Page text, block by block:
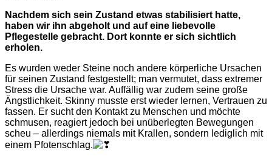
Nachdem sich sein Zustand etwas stabilisiert hatte,
haben wir ihn abgeholt und auf eine liebevolle
Pflegestelle gebracht. Dort konnte er sich sichtlich
erholen.
Es wurden weder Steine noch andere körperliche Ursachen
für seinen Zustand festgestellt; man vermutet, dass extremer
Stress die Ursache war. Auffällig war zudem seine große
Ängstlichkeit. Skinny musste erst wieder lernen, Vertrauen zu
fassen. Er sucht den Kontakt zu Menschen und möchte
schmusen, reagiert jedoch bei unüberlegten Bewegungen
scheu – allerdings niemals mit Krallen, sondern lediglich mit
einem Pfotenschlag.